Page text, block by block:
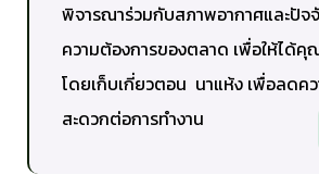
พิจารณาร่วมกับสภาพอากาศและปัจ
ความต้องการของตลาด เพื่อให้ได้
โดยเก็บเกี่ยวตอน นาแห้ง เพื่อลดค
สะดวกต่อการทำงาน